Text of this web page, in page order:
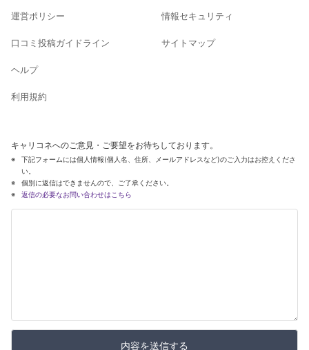
運営ポリシー
口コミ投稿ガイドライン
ヘルプ
利用規約
情報セキュリティ
サイトマップ
キャリコネへのご意見・ご要望をお待ちしております。
下記フォームには個人情報(個人名、住所、メールアドレスなど)のご入力はお控えくださ
い。
個別に返信はできませんので、ご了承ください。
返信の必要なお問い合わせはこちら
内容を送信する